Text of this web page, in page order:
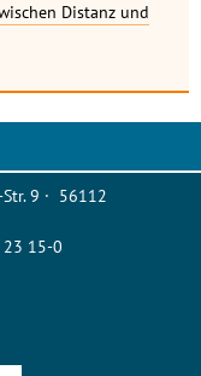
Distanz und
9 · 56112
15-0